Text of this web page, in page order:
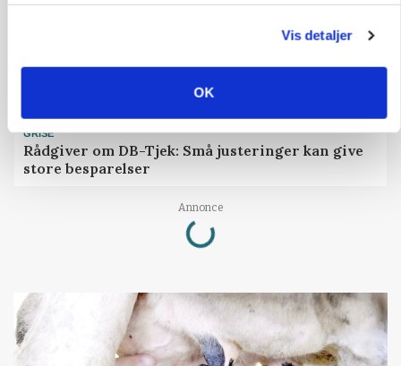
Vis detaljer
OK
GRISE
Rådgiver om DB-Tjek: Små justeringer kan give
store besparelser
Annonce
Loading...